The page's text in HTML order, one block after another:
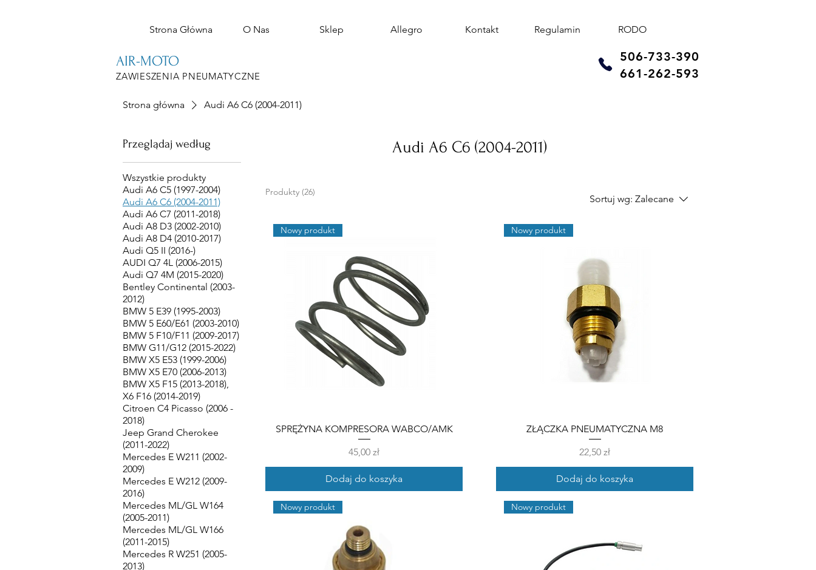
Strona Główna O Nas Sklep Allegro Kontakt Regulamin RODO
AIR-MOTO
ZAWIESZENIA PNEUMATYCZNE
506-733-390
661-262-593
Strona główna Audi A6 C6 (2004-2011)
Przeglądaj według
Wszystkie produkty
Audi A6 C5 (1997-2004)
Audi A6 C6 (2004-2011)
Audi A6 C7 (2011-2018)
Audi A8 D3 (2002-2010)
Audi A8 D4 (2010-2017)
Audi Q5 II (2016-)
AUDI Q7 4L (2006-2015)
Audi Q7 4M (2015-2020)
Bentley Continental (2003-
2012)
BMW 5 E39 (1995-2003)
BMW 5 E60/E61 (2003-2010)
BMW 5 F10/F11 (2009-2017)
BMW G11/G12 (2015-2022)
BMW X5 E53 (1999-2006)
BMW X5 E70 (2006-2013)
BMW X5 F15 (2013-2018),
X6 F16 (2014-2019)
Citroen C4 Picasso (2006 -
2018)
Jeep Grand Cherokee
(2011-2022)
Mercedes E W211 (2002-
2009)
Mercedes E W212 (2009-
2016)
Mercedes ML/GL W164
(2005-2011)
Mercedes ML/GL W166
(2011-2015)
Mercedes R W251 (2005-
2013)
Audi A6 C6 (2004-2011)
Produkty (26)
Sortuj wg: Zalecane
Nowy produkt
SPRĘŻYNA KOMPRESORA WABCO/AMK
Cena
45,00 zł
Dodaj do koszyka
Nowy produkt
ZŁĄCZKA PNEUMATYCZNA M8
Cena
22,50 zł
Dodaj do koszyka
Nowy produkt Nowy produkt